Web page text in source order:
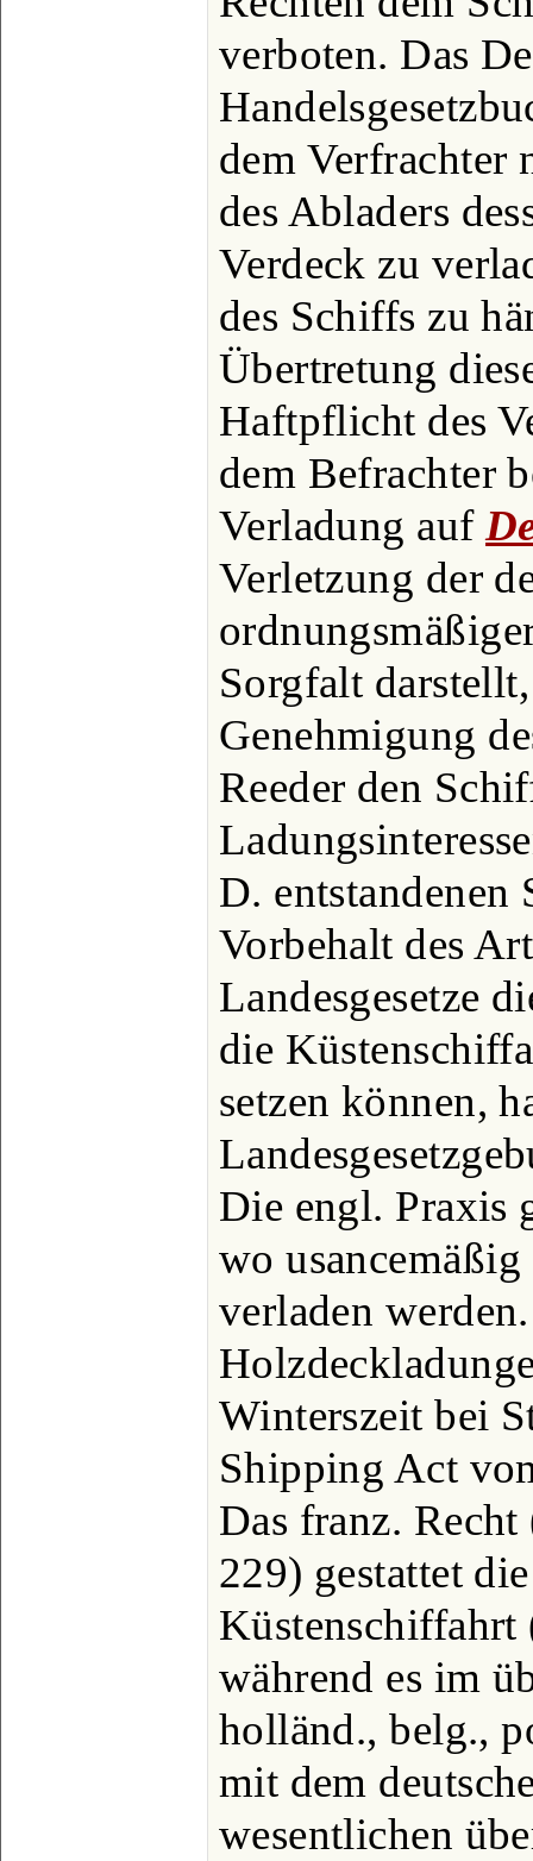
verboten. Das
dem Verfrachter
des Abladers
Verdeck zu
des Schiffs zu
Übertretung
Haftpflicht des
dem Befrachter
Verladung auf
Verletzung der
Sorgfalt
Genehmigung
Reeder den
D. entstandenen
Vorbehalt des
Landesgesetze
die
setzen können,
Die engl. Praxis
wo
verladen
Winterszeit bei
Shipping Act
Das franz.
229) gestattet
Küstenschiffahrt
während es im
holländ., belg.,
mit dem
wesentlichen